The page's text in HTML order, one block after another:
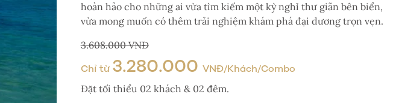
hoàn hảo cho những ai vừa tìm kiếm một kỳ nghỉ thư giãn bên biển,
vừa mong muốn có thêm trải nghiệm khám phá đại dương trọn vẹn.
3.608.000 VNĐ
Chỉ từ 3.280.000 VNĐ/Khách/Combo
Đặt tối thiểu 02 khách & 02 đêm.